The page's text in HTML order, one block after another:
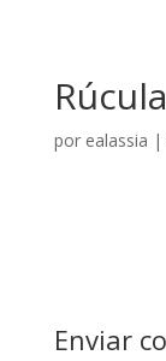
por ealassia |
Enviar